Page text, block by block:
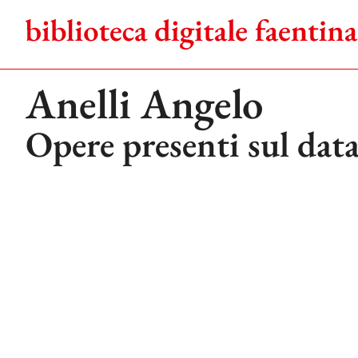
contenuto
Anelli Angelo
Opere presenti sul